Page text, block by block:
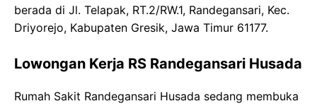
berada di Jl. Telapak, RT.2/RW.1, Randegansari, Kec.
Driyorejo, Kabupaten Gresik, Jawa Timur 61177.
Lowongan Kerja RS Randegansari Husada
Rumah Sakit Randegansari Husada sedang membuka